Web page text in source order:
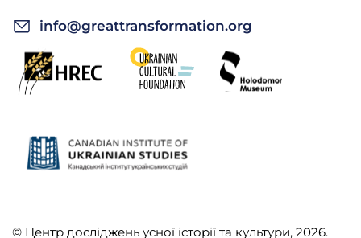
info@greattransformation.org
© Центр досліджень усної історії та культури, 2026.